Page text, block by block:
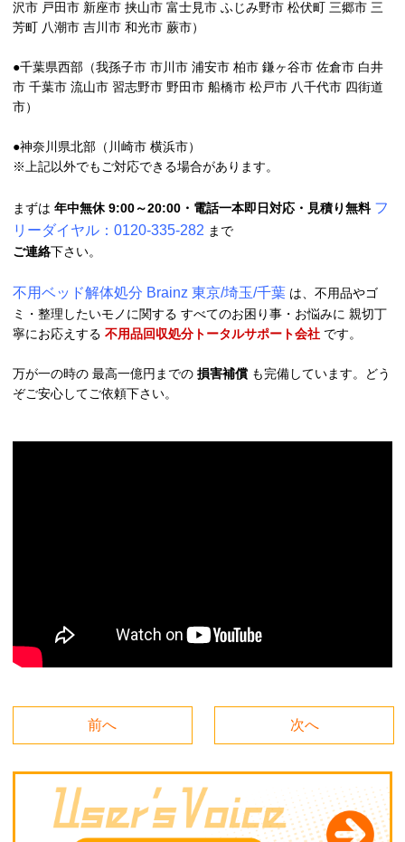
沢市 戸田市 新座市 挟山市 富士見市 ふじみ野市 松伏町 三郷市 三
芳町 八潮市 吉川市 和光市 蕨市）
●千葉県西部（我孫子市 市川市 浦安市 柏市 鎌ヶ谷市 佐倉市 白井
市 千葉市 流山市 習志野市 野田市 船橋市 松戸市 八千代市 四街道
市）
●神奈川県北部（川崎市 横浜市）
※上記以外でもご対応できる場合があります。
まずは 年中無休 9:00～20:00・電話一本即日対応・見積り無料 フ
リーダイヤル：0120-335-282 まで
ご連絡下さい。
不用ベッド解体処分 Brainz 東京/埼玉/千葉 は、不用品やゴ
ミ・整理したいモノに関する すべてのお困り事・お悩みに 親切丁
寧にお応えする 不用品回収処分トータルサポート会社 です。
万が一の時の 最高一億円までの 損害補償 も完備しています。どう
ぞご安心してご依頼下さい。
前へ 次へ